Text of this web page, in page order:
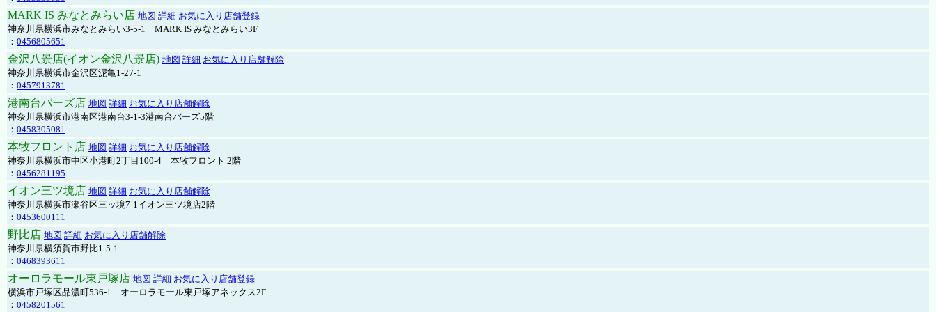
MARK IS みなとみらい店 地図 詳細 お気に入り店舗登録
神奈川県横浜市みなとみらい3-5-1 MARK IS みなとみらい3F
： 0456805651
金沢八景店(イオン金沢八景店) 地図 詳細 お気に入り店舗解除
神奈川県横浜市金沢区泥亀1-27-1
： 0457913781
港南台バーズ店 地図 詳細 お気に入り店舗解除
神奈川県横浜市港南区港南台3-1-3港南台バーズ5階
： 0458305081
本牧フロント店 地図 詳細 お気に入り店舗解除
神奈川県横浜市中区小港町2丁目100-4 本牧フロント 2階
： 0456281195
イオン三ツ境店 地図 詳細 お気に入り店舗解除
神奈川県横浜市瀬谷区三ッ境7-1イオン三ツ境店2階
： 0453600111
野比店 地図 詳細 お気に入り店舗解除
神奈川県横須賀市野比1-5-1
： 0468393611
オーロラモール東戸塚店 地図 詳細 お気に入り店舗登録
横浜市戸塚区品濃町536-1 オーロラモール東戸塚アネックス2F
： 0458201561